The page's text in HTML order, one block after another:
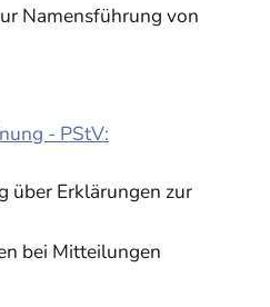
Namensführung von
- PStV:
über Erklärungen zur
bei Mitteilungen